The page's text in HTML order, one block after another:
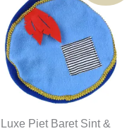
Luxe Piet Baret Sint &